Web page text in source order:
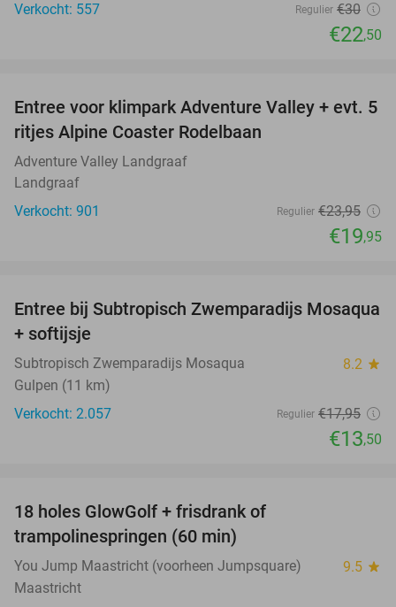
Verkocht: 557
Regulier €30
€22,50
17%
Entree voor klimpark Adventure Valley + evt. 5
ritjes Alpine Coaster Rodelbaan
Adventure Valley Landgraaf
Landgraaf
Verkocht: 901
Regulier €23,95
€19,95
25%
Entree bij Subtropisch Zwemparadijs Mosaqua
+ softijsje
Subtropisch Zwemparadijs Mosaqua 8.2 star
Gulpen (11 km)
Verkocht: 2.057
Regulier €17,95
€13,50
18 holes GlowGolf + frisdrank of
trampolinespringen (60 min)
You Jump Maastricht (voorheen Jumpsquare) 9.5 star
Maastricht